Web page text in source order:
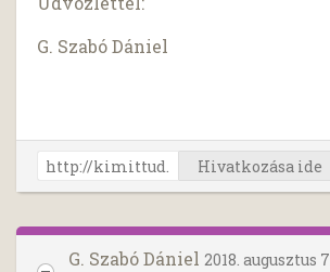
G. Szabó Dániel
Hivatkozása ide
G. Szabó Dániel 2018. augusztus 7.